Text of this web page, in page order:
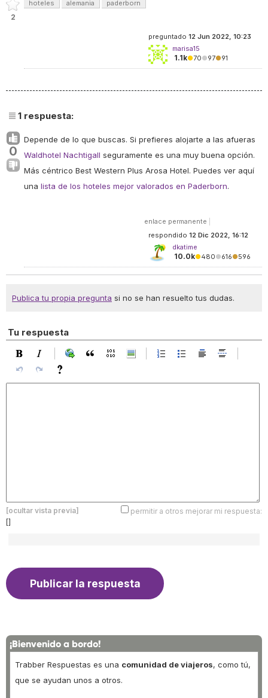
2
hoteles alemania paderborn
preguntado 12 Jun 2022, 10:23
marisa15
1.1k●70●97●91
1 respuesta:
0
Depende de lo que buscas. Si prefieres alojarte a las afueras
Waldhotel Nachtigall seguramente es una muy buena opción.
Más céntrico Best Western Plus Arosa Hotel. Puedes ver aquí
una lista de los hoteles mejor valorados en Paderborn.
enlace permanente
respondido 12 Dic 2022, 16:12
dkatime
10.0k●480●616●596
Publica tu propia pregunta si no se han resuelto tus dudas.
Tu respuesta
[ocultar vista previa]
permitir a otros mejorar mi respuesta:
[]
¡Bienvenido a bordo!
Trabber Respuestas es una comunidad de viajeros, como tú,
que se ayudan unos a otros.